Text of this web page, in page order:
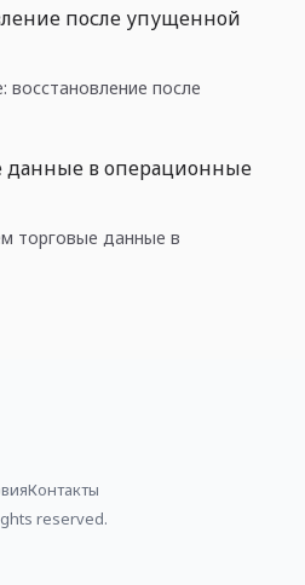
после упущенной
восстановление после
данные в операционные
торговые данные в
Контакты
reserved.